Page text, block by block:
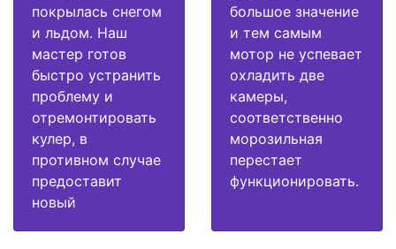
покрылась снегом
и льдом. Наш
мастер готов
быстро устранить
проблему и
отремонтировать
кулер, в
противном случае
предоставит
новый
большое значение
и тем самым
мотор не успевает
охладить две
камеры,
соответственно
морозильная
перестает
функционировать.